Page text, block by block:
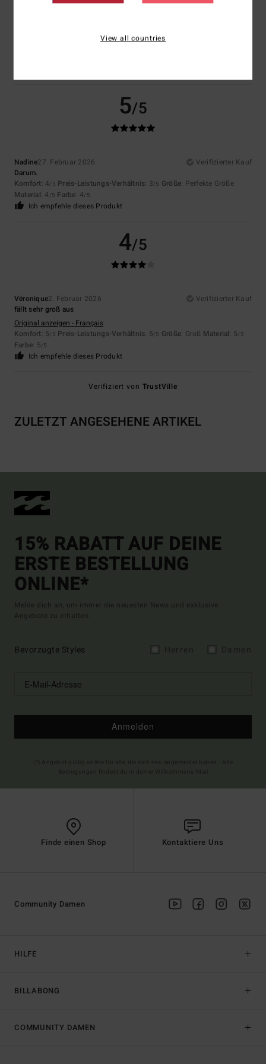
4.5
5/5
Nadine27. Februar 2026
Verifizierter Kauf
Darum.
Komfort: 4/5 Preis-Leistungs-Verhältnis: 3/5 Größe: Perfekte Größe
Material: 4 /5 Farbe: 4/5
Ich empfehle dieses Produkt
4/5
Véronique2. Februar 2026
Verifizierter Kauf
fällt sehr groß aus
Original anzeigen - Français
Komfort: 5/5 Preis-Leistungs-Verhältnis: 5/5 Größe: Groß Material: 5/5
Farbe: 5/5
Ich empfehle dieses Produkt
Verifiziert von TrustVille
ZULETZT ANGESEHENE ARTIKEL
15% RABATT AUF DEINE
ERSTE BESTELLUNG
ONLINE*
Melde dich an, um immer die neuesten News und exklusive
Angebote zu erhalten.
Bevorzugte Styles
Anmelden
Finde einen Shop Kontaktiere Uns
HILFE
BILLABONG
Community Damen
COMMUNITY DAMEN
View all countries